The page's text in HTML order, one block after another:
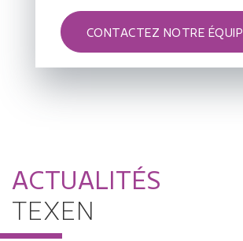
CONTACTEZ NOTRE
ACTUALITÉS
TEXEN